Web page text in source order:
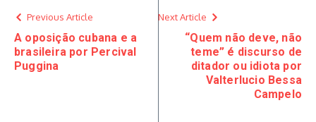
Previous Article
A oposição cubana e a
brasileira por Percival
Puggina
Next Article
“Quem não deve, não
teme” é discurso de
ditador ou idiota por
Valterlucio Bessa
Campelo